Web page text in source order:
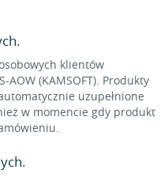
klientów
(KAMSOFT). Produkty
uzupełnione
w momencie gdy produkt